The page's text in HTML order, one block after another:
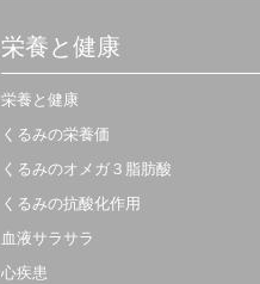
栄養と健康
栄養と健康
くるみの栄養価
くるみのオメガ３脂肪酸
くるみの抗酸化作用
血液サラサラ
心疾患